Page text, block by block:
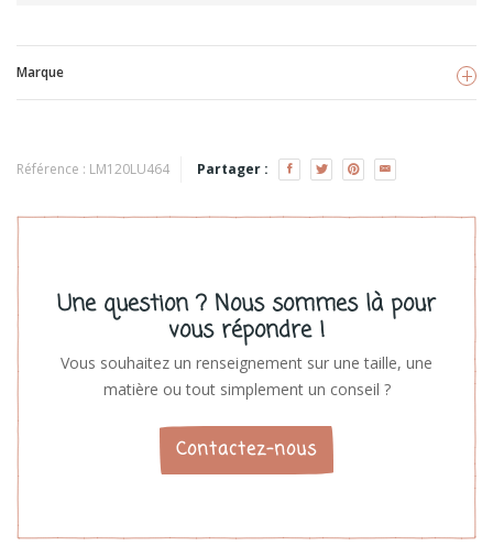
Marque
Voir les produits
Référence : LM120LU464 Partager :
Une question ? Nous sommes là pour
vous répondre !
Vous souhaitez un renseignement sur une taille, une
matière ou tout simplement un conseil ?
Contactez-nous